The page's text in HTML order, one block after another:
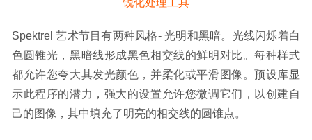
Spektrel 艺术节目有两种风格- 光明和黑暗。光线闪烁着白
色圆锥光，黑暗线形成黑色相交线的鲜明对比。每种样式
都允许您夸大其发光颜色，并柔化或平滑图像。预设库显
示此程序的潜力，强大的设置允许您微调它们，以创建自
己的图像，其中填充了明亮的相交线的圆锥点。